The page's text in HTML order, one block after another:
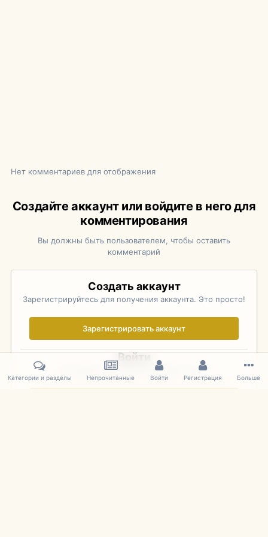
Нет комментариев для отображения
Создайте аккаунт или войдите в него для
комментирования
Вы должны быть пользователем, чтобы оставить
комментарий
Создать аккаунт
Зарегистрируйтесь для получения аккаунта. Это просто!
Зарегистрировать аккаунт
Войти
Уже зарегистрированы? Войдите здесь.
Категории и разделы Непрочитанные Войти Регистрация Больше